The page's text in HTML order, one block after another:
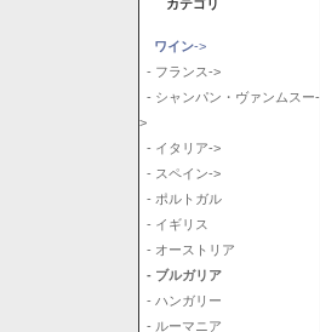
カテゴリ
ワイン->
- フランス->
- シャンパン・ヴァンムスー-
>
- イタリア->
- スペイン->
- ポルトガル
- イギリス
- オーストリア
- ブルガリア
- ハンガリー
- ルーマニア